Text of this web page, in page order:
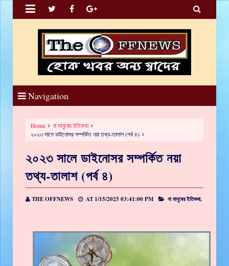
 
Navigation
Home
না মানুষের ইতিকথা
২০২৩ সালে ডাইনোসর সম্পর্কিত নয়া তথ্য-তালাশ (পর্ব ৪)
২০২৩ সালে ডাইনোসর সম্পর্কিত নয়া
তথ্য-তালাশ (পর্ব ৪)
THE OFFNEWS AT 1/15/2025 03:41:00 PM না মানুষের ইতিকথা,